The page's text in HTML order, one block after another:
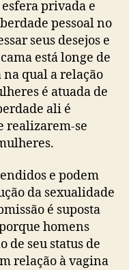
privada e
pessoal no
seus desejos e
está longe de
qual a relação
é atuada de
ali é
realizarem-se
e podem
da sexualidade
é suposta
homens
de seu status de
relação à vagina